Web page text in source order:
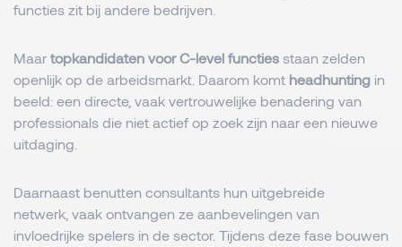
functies zit bij andere bedrijven.
Maar topkandidaten voor C-level functies staan zelden
openlijk op de arbeidsmarkt. Daarom komt headhunting in
beeld: een directe, vaak vertrouwelijke benadering van
professionals die niet actief op zoek zijn naar een nieuwe
uitdaging.
Daarnaast benutten consultants hun uitgebreide
netwerk, vaak ontvangen ze aanbevelingen van
invloedrijke spelers in de sector. Tijdens deze fase bouwen